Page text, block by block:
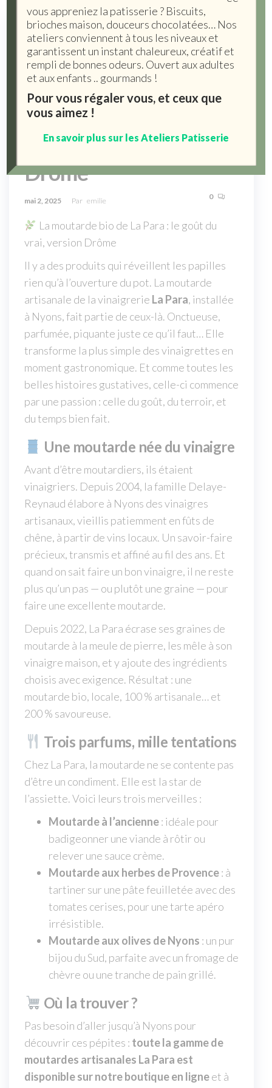
La Moutarde Bio de la
Drôme
mai 2, 2025 Par emilie 0
La moutarde bio de La Para : le goût du
vrai, version Drôme
Il y a des produits qui réveillent les papilles
rien qu’à l’ouverture du pot. La moutarde
artisanale de la vinaigrerie La Para, installée
à Nyons, fait partie de ceux-là. Onctueuse,
parfumée, piquante juste ce qu’il faut… Elle
transforme la plus simple des vinaigrettes en
moment gastronomique. Et comme toutes les
belles histoires gustatives, celle-ci commence
par une passion : celle du goût, du terroir, et
du temps bien fait.
Une moutarde née du vinaigre
Avant d’être moutardiers, ils étaient
vinaigriers. Depuis 2004, la famille Delaye-
Reynaud élabore à Nyons des vinaigres
artisanaux, vieillis patiemment en fûts de
chêne, à partir de vins locaux. Un savoir-faire
précieux, transmis et affiné au fil des ans. Et
quand on sait faire un bon vinaigre, il ne reste
plus qu’un pas — ou plutôt une graine — pour
faire une excellente moutarde.
Depuis 2022, La Para écrase ses graines de
moutarde à la meule de pierre, les mêle à son
vinaigre maison, et y ajoute des ingrédients
choisis avec exigence. Résultat : une
moutarde bio, locale, 100 % artisanale… et
200 % savoureuse.
Trois parfums, mille tentations
Chez La Para, la moutarde ne se contente pas
d’être un condiment. Elle est la star de
l’assiette. Voici leurs trois merveilles :
Moutarde à l’ancienne: idéale pour
badigeonner une viande à rôtir ou
relever une sauce crème.
Moutarde aux herbes de Provence: à
tartiner sur une pâte feuilletée avec des
tomates cerises, pour une tarte apéro
irrésistible.
Moutarde aux olives de Nyons : un pur
bijou du Sud, parfaite avec un fromage de
chèvre ou une tranche de pain grillé.
Où la trouver ?
Pas besoin d’aller jusqu’à Nyons pour
découvrir ces pépites : toute la gamme de
moutardes artisanales La Para est
disponible sur notre boutique en ligneet à
vous appreniez la patisserie ? Biscuits,
brioches maison, douceurs chocolatées… Nos
ateliers conviennent à tous les niveaux et
garantissent un instant chaleureux, créatif et
rempli de bonnes odeurs. Ouvert aux adultes
et aux enfants .. gourmands !
Pour vous régaler vous, et ceux que
vous aimez !
En savoir plus sur les Ateliers Patisserie